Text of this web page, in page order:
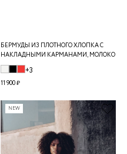
БЕРМУДЫ ИЗ ПЛОТНОГО ХЛОПКА С
НАКЛАДНЫМИ КАРМАНАМИ, МОЛОКО
+3
11 900 ₽
NEW